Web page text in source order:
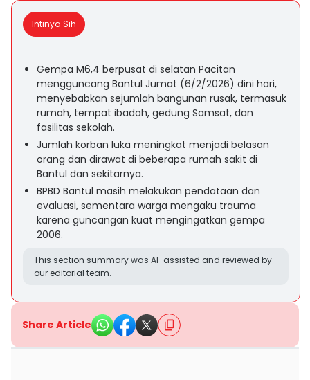
Intinya Sih
Gempa M6,4 berpusat di selatan Pacitan
mengguncang Bantul Jumat (6/2/2026) dini hari,
menyebabkan sejumlah bangunan rusak, termasuk
rumah, tempat ibadah, gedung Samsat, dan
fasilitas sekolah.
Jumlah korban luka meningkat menjadi belasan
orang dan dirawat di beberapa rumah sakit di
Bantul dan sekitarnya.
BPBD Bantul masih melakukan pendataan dan
evaluasi, sementara warga mengaku trauma
karena guncangan kuat mengingatkan gempa
2006.
This section summary was AI-assisted and reviewed by
our editorial team.
Share Article